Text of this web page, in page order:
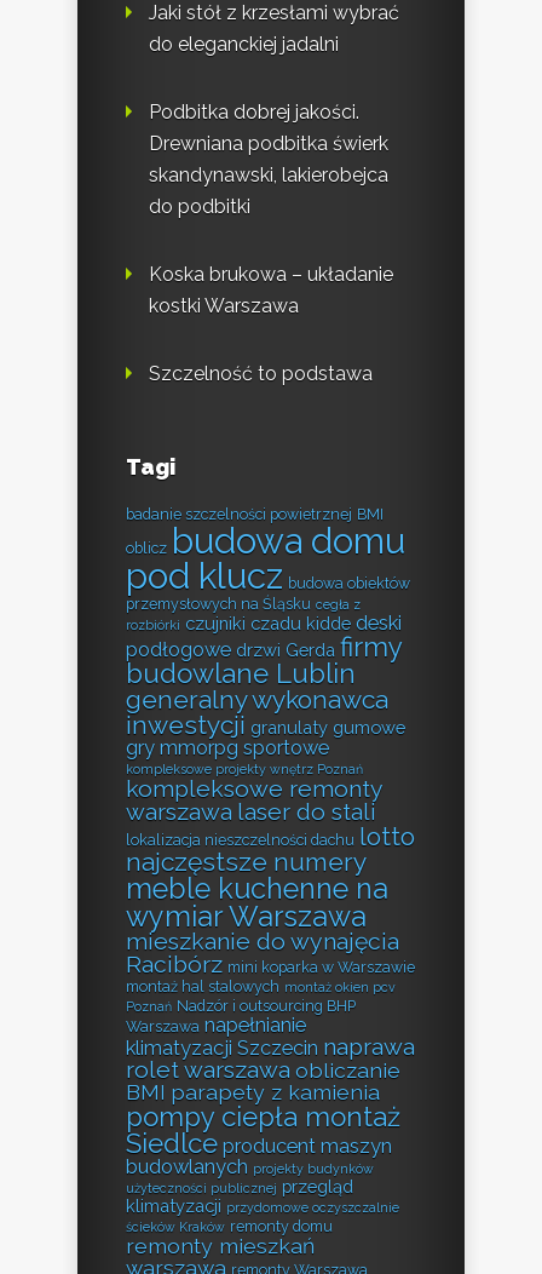
Jaki stół z krzesłami wybrać
do eleganckiej jadalni
Podbitka dobrej jakości.
Drewniana podbitka świerk
skandynawski, lakierobejca
do podbitki
Koska brukowa – układanie
kostki Warszawa
Szczelność to podstawa
Tagi
badanie szczelności powietrznej BMI
oblicz budowa domu
pod klucz budowa obiektów
przemysłowych na Śląsku cegła z
rozbiórki czujniki czadu kidde deski
podłogowe drzwi Gerda firmy
budowlane Lublin
generalny wykonawca
inwestycji granulaty gumowe
gry mmorpg sportowe
kompleksowe projekty wnętrz Poznań
kompleksowe remonty
warszawa laser do stali
lokalizacja nieszczelności dachu lotto
najczęstsze numery
meble kuchenne na
wymiar Warszawa
mieszkanie do wynajęcia
Racibórz mini koparka w Warszawie
montaż hal stalowych montaż okien pcv
Poznań Nadzór i outsourcing BHP
Warszawa napełnianie
klimatyzacji Szczecin naprawa
rolet warszawa obliczanie
BMI parapety z kamienia
pompy ciepła montaż
Siedlce producent maszyn
budowlanych projekty budynków
użyteczności publicznej przegląd
klimatyzacji przydomowe oczyszczalnie
ścieków Kraków remonty domu
remonty mieszkań
warszawa remonty Warszawa